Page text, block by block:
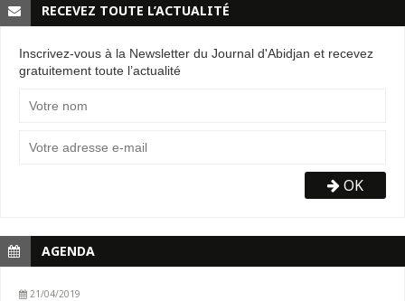
RECEVEZ TOUTE L’ACTUALITÉ
Inscrivez-vous à la Newsletter du Journal d'Abidjan et recevez
gratuitement toute l’actualité
OK
AGENDA
21/04/2019